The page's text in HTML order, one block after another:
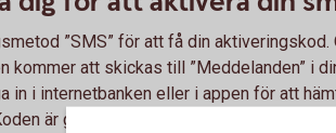
”SMS” för att få din aktiveringskod.
kommer att skickas till ”Meddelanden” i
in i internetbanken eller i appen för att
är giltig i 60 minuter. Ange sedan